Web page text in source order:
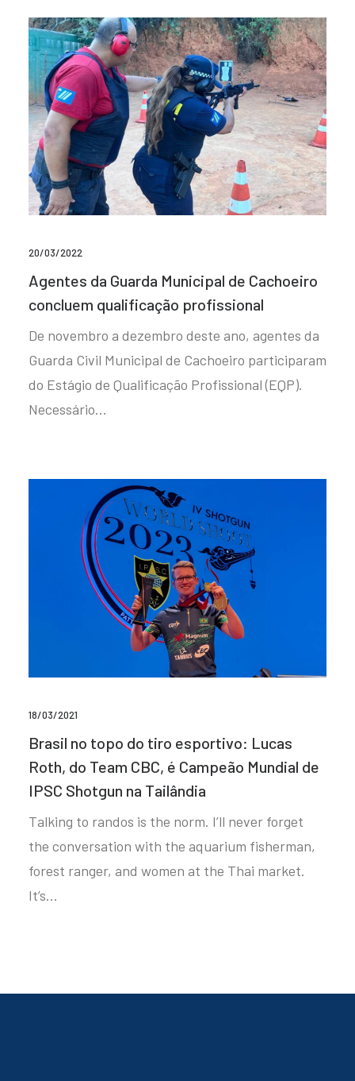
20/03/2022
Agentes da Guarda Municipal de Cachoeiro
concluem qualificação profissional
De novembro a dezembro deste ano, agentes da
Guarda Civil Municipal de Cachoeiro participaram
do Estágio de Qualificação Profissional (EQP).
Necessário…
18/03/2021
Brasil no topo do tiro esportivo: Lucas
Roth, do Team CBC, é Campeão Mundial de
IPSC Shotgun na Tailândia
Talking to randos is the norm. I’ll never forget
the conversation with the aquarium fisherman,
forest ranger, and women at the Thai market.
It’s…